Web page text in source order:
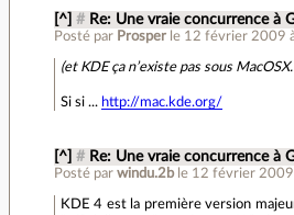
[^] # Re: Une vraie concurrence à
Posté par Prosper le 12 février 2009
(et KDE ça n’existe pas sous
Si si ... http://mac.kde.org/
[^] # Re: Une vraie concurrence à
Posté par windu.2b le 12 février
KDE 4 est la première version